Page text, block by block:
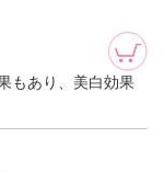
もあり、美白効果